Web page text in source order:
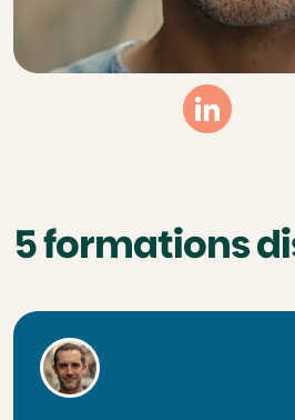
Linkedin
5 formations